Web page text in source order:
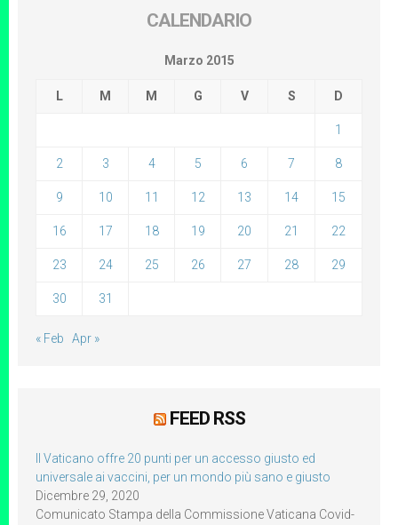
CALENDARIO
Marzo 2015
L M M G V S D
1
2 3 4 5 6 7 8
9 10 11 12 13 14 15
16 17 18 19 20 21 22
23 24 25 26 27 28 29
30 31
« Feb Apr »
FEED RSS
Il Vaticano offre 20 punti per un accesso giusto ed
universale ai vaccini, per un mondo più sano e giusto
Dicembre 29, 2020
Comunicato Stampa della Commissione Vaticana Covid-